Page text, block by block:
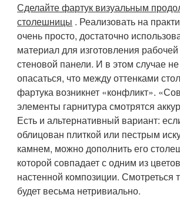
Сделайте фартук визуальным
столешницы . Реализовать на
очень просто, достаточно
материал для изготовления
стеновой панели. И в этом случае
опасаться, что между оттенками
фартука возникнет «конфликт».
элементы гарнитура смотрятся
Есть и альтернативный вариант:
облицован плиткой или пестрым
камнем, можно дополнить его
которой совпадает с одним из
настенной композиции. Смотреться
будет весьма нетривиально.